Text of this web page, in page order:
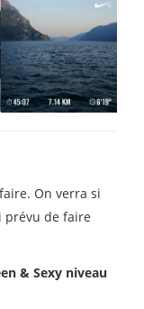
On verra si
prévu de faire
& Sexy niveau